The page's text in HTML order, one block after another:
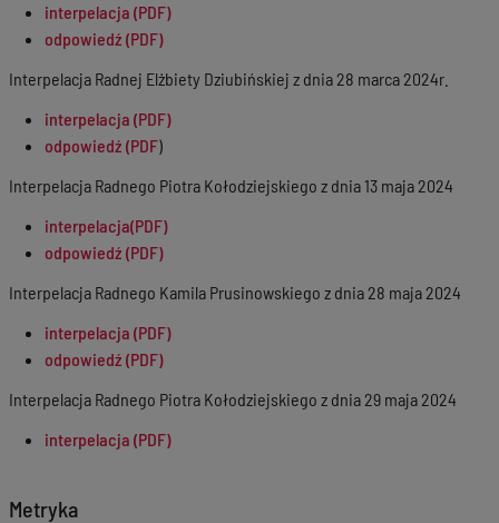
interpelacja (PDF)
odpowiedź (PDF)
Interpelacja Radnej Elżbiety Dziubińskiej z dnia 28 marca 2024r.
interpelacja (PDF)
odpowiedź (PDF)
Interpelacja Radnego Piotra Kołodziejskiego z dnia 13 maja 2024
interpelacja(PDF)
odpowiedź (PDF)
Interpelacja Radnego Kamila Prusinowskiego z dnia 28 maja 2024
interpelacja (PDF)
odpowiedź (PDF)
Interpelacja Radnego Piotra Kołodziejskiego z dnia 29 maja 2024
interpelacja (PDF)
Metryka